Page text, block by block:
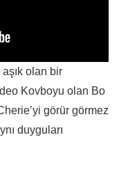
olan bir
Kovboyu olan Bo
görür görmez
duyguları